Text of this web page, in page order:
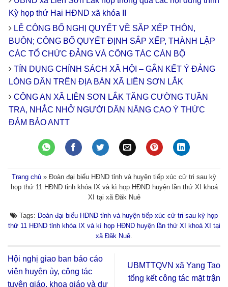
Kỳ họp thứ Hai HĐND xã khóa II
LỄ CÔNG BỐ NGHỊ QUYẾT VỀ SẮP XẾP THÔN,
BUÔN; CÔNG BỐ QUYẾT ĐỊNH SẮP XẾP, THÀNH LẬP
CÁC TỔ CHỨC ĐẢNG VÀ CÔNG TÁC CÁN BỘ
TÍN DỤNG CHÍNH SÁCH XÃ HỘI – GẮN KẾT Ý ĐẢNG
LÒNG DÂN TRÊN ĐỊA BÀN XÃ LIÊN SƠN LẮK
CÔNG AN XÃ LIÊN SƠN LẮK TĂNG CƯỜNG TUẦN
TRA, NHẮC NHỞ NGƯỜI DÂN NÂNG CAO Ý THỨC
ĐẢM BẢO ANTT
Trang chủ » Đoàn đại biểu HĐND tỉnh và huyện tiếp xúc cử tri sau kỳ
họp thứ 11 HĐND tỉnh khóa IX và kì họp HĐND huyện lần thứ XI khoá
XI tại xã Đăk Nuê
Tags: Đoàn đại biểu HĐND tỉnh và huyện tiếp xúc cử tri sau kỳ họp
thứ 11 HĐND tỉnh khóa IX và kì họp HĐND huyện lần thứ XI khoá XI tại
xã Đăk Nuê.
Hội nghị giao ban báo cáo
viên huyện ủy, công tác
tuyên giáo, khoa giáo và dư
UBMTTQVN xã Yang Tao
tổng kết công tác mặt trận